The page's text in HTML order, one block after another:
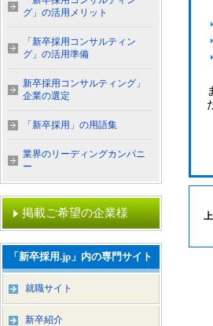
グ」の活用メリット
「新卒採用コンサルティン
グ」の活用準備
新卒採用コンサルティング」
企業の選定
「新卒採用」の用語集
業界のリーディングカンパニ
ー
掲載ご希望の企業様
「新卒採用.jp」内の専門サイト
就職サイト
新卒紹介